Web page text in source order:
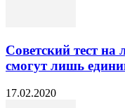
Советский тест
смогут лишь
17.02.2020